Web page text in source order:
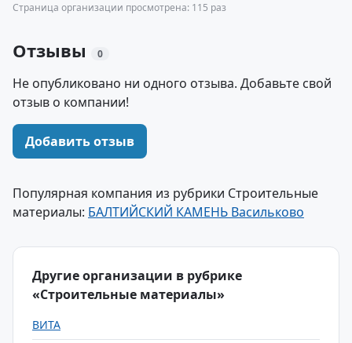
Страница организации просмотрена: 115 раз
Отзывы 0
Не опубликовано ни одного отзыва. Добавьте свой
отзыв о компании!
Добавить отзыв
Популярная компания из рубрики Строительные
материалы: БАЛТИЙСКИЙ КАМЕНЬ Васильково
Другие организации в рубрике
«Строительные материалы»
ВИТА